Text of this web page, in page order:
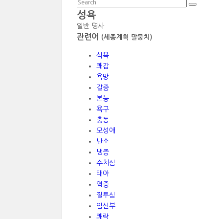
성욕
일반 명사
관련어 (세종계획 말뭉치)
식욕
쾌감
욕망
갈증
본능
욕구
충동
모성애
난소
냉증
수치심
태아
염증
질투심
임신부
쾌락